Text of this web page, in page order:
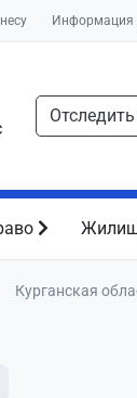
Информация
Курганская